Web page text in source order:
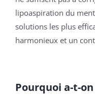
lipoaspiration du
solutions les plus
harmonieux et un
Pourquoi a-t-